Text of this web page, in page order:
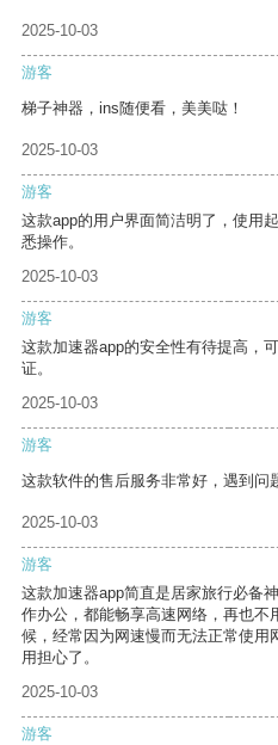
2025-10-03
游客
梯子神器，ins随便看，美美哒！
2025-10-03
游客
这款app的用户界面简洁明了，使用
悉操作。
2025-10-03
游客
这款加速器app的安全性有待提高，
证。
2025-10-03
游客
这款软件的售后服务非常好，遇到问
2025-10-03
游客
这款加速器app简直是居家旅行必备
作办公，都能畅享高速网络，再也不
候，经常因为网速慢而无法正常使用
用担心了。
2025-10-03
游客